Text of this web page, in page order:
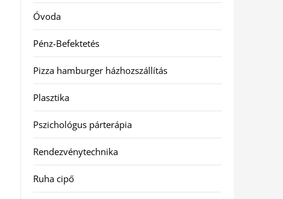
Óvoda
Pénz-Befektetés
Pizza hamburger házhozszállítás
Plasztika
Pszichológus párterápia
Rendezvénytechnika
Ruha cipő